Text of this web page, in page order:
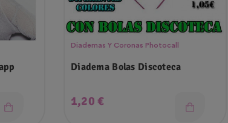
Diademas Y Coronas Photocall
Diadema Bolas Discoteca
Precio
1,20 €